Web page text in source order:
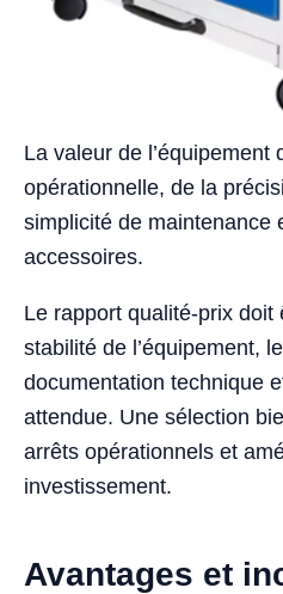
La valeur de l’équipement
opérationnelle, de la
simplicité de maintenance
accessoires.
Le rapport qualité-prix doit
stabilité de l’équipement,
documentation technique
attendue. Une sélection
arrêts opérationnels et
investissement.
Avantages et